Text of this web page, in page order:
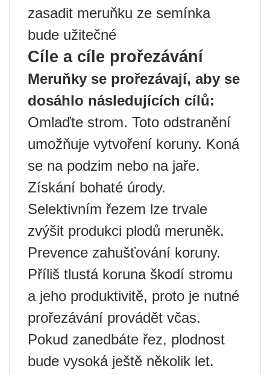
zasadit meruňku ze semínka
bude užitečné
Cíle a cíle prořezávání
Meruňky se prořezávají, aby se
dosáhlo následujících cílů:
Omlaďte strom. Toto odstranění
umožňuje vytvoření koruny. Koná
se na podzim nebo na jaře.
Získání bohaté úrody.
Selektivním řezem lze trvale
zvýšit produkci plodů meruněk.
Prevence zahušťování koruny.
Příliš tlustá koruna škodí stromu
a jeho produktivitě, proto je nutné
prořezávání provádět včas.
Pokud zanedbáte řez, plodnost
bude vysoká ještě několik let.